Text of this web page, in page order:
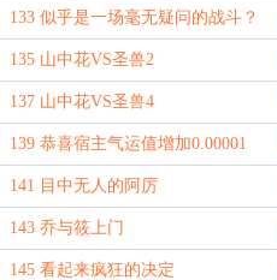
133 似乎是一场毫无疑问的战斗？
135 山中花VS圣兽2
137 山中花VS圣兽4
139 恭喜宿主气运值增加0.00001
141 目中无人的阿厉
143 乔与筱上门
145 看起来疯狂的决定